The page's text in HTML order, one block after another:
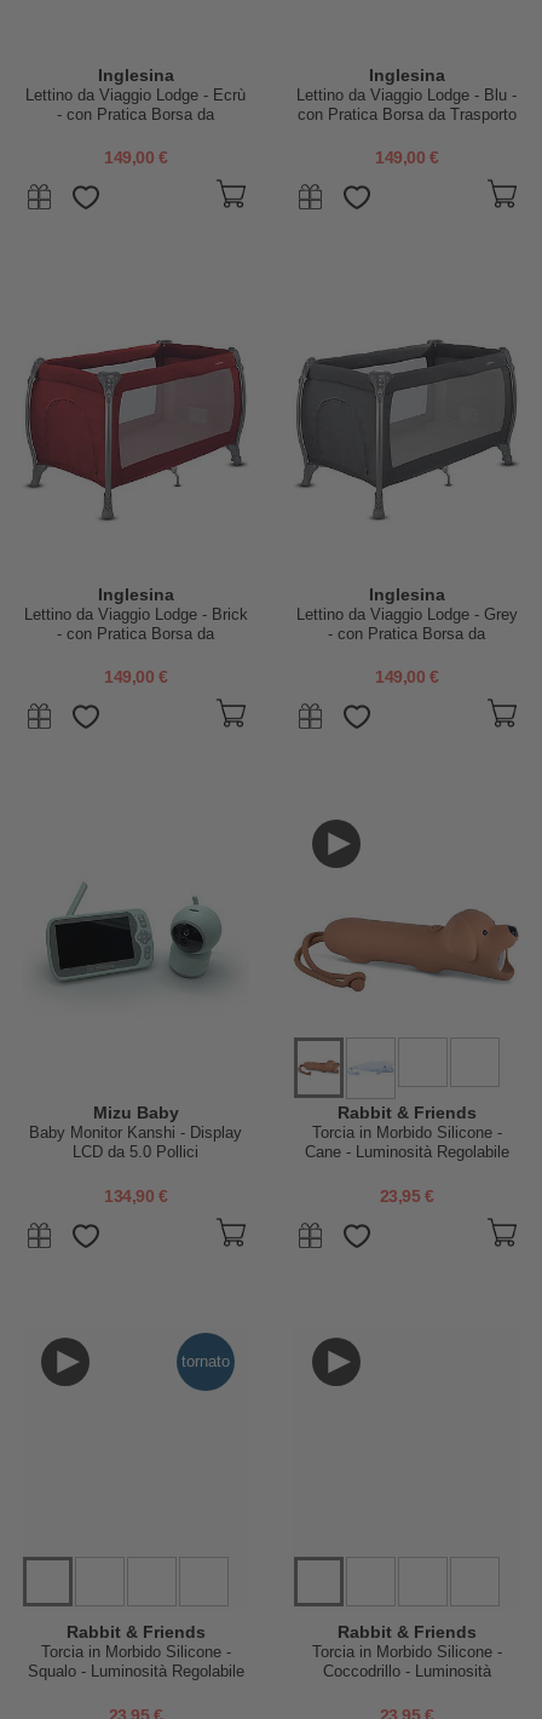
Inglesina
Lettino da Viaggio Lodge - Ecrù
- con Pratica Borsa da
149,00 €
Inglesina
Lettino da Viaggio Lodge - Blu -
con Pratica Borsa da Trasporto
149,00 €
Inglesina
Lettino da Viaggio Lodge - Brick
- con Pratica Borsa da
149,00 €
Inglesina
Lettino da Viaggio Lodge - Grey
- con Pratica Borsa da
149,00 €
Mizu Baby
Baby Monitor Kanshi - Display
LCD da 5.0 Pollici
134,90 €
Rabbit & Friends
Torcia in Morbido Silicone -
Cane - Luminosità Regolabile
23,95 €
tornato
Rabbit & Friends
Torcia in Morbido Silicone -
Squalo - Luminosità Regolabile
23,95 €
Rabbit & Friends
Torcia in Morbido Silicone -
Coccodrillo - Luminosità
23,95 €